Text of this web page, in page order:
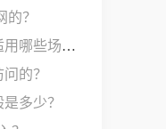
？
SD-WAN技术有哪些特点，适用哪些场景？
的？
多少？